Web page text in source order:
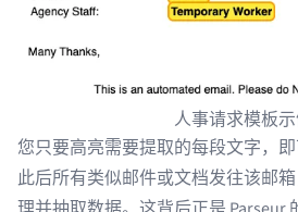
人事请求模板
您只要高亮需要提取的每段文字，即
此后所有类似邮件或文档发往该邮